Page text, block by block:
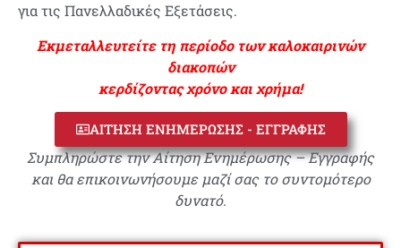
για τις Πανελλαδικές Εξετάσεις.
Εκμεταλλευτείτε τη περίοδο των καλοκαιρινών
διακοπών
κερδίζοντας χρόνο και χρήμα!
ΑΙΤΗΣΗ ΕΝΗΜΕΡΩΣΗΣ - ΕΓΓΡΑΦΗΣ
Συμπληρώστε την Αίτηση Ενημέρωσης – Εγγραφής
και θα επικοινωνήσουμε μαζί σας το συντομότερο
δυνατό.